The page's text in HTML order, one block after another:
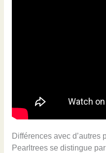
Différences avec d’autres
Pearltrees se distingue